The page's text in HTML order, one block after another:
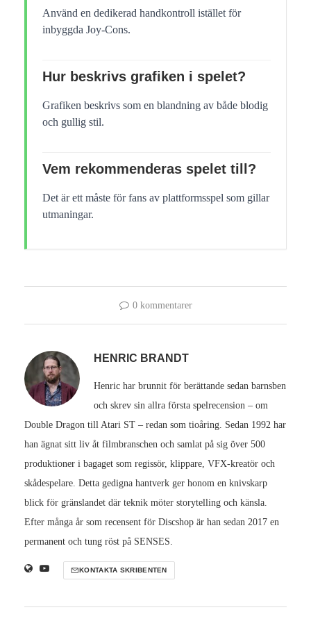
Använd en dedikerad handkontroll istället för
inbyggda Joy-Cons.
Hur beskrivs grafiken i spelet?
Grafiken beskrivs som en blandning av både blodig
och gullig stil.
Vem rekommenderas spelet till?
Det är ett måste för fans av plattformsspel som gillar
utmaningar.
0 kommentarer
HENRIC BRANDT
Henric har brunnit för berättande sedan barnsben
och skrev sin allra första spelrecension – om
Double Dragon till Atari ST – redan som tioåring. Sedan 1992 har
han ägnat sitt liv åt filmbranschen och samlat på sig över 500
produktioner i bagaget som regissör, klippare, VFX-kreatör och
skådespelare. Detta gedigna hantverk ger honom en knivskarp
blick för gränslandet där teknik möter storytelling och känsla.
Efter många år som recensent för Discshop är han sedan 2017 en
permanent och tung röst på SENSES.
KONTAKTA SKRIBENTEN